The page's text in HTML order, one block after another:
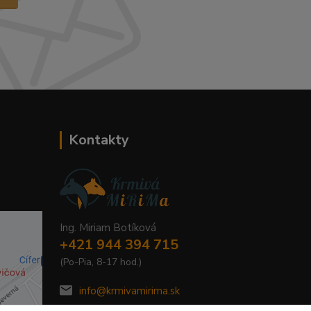
Kontakty
Ing. Miriam Botíková
+421 944 394 715
(Po-Pia, 8-17 hod.)
info@krmivamirima.sk